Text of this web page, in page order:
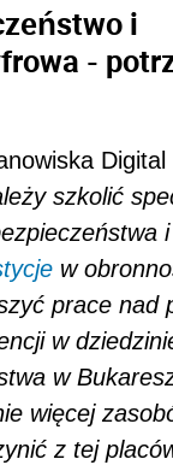
i
-
Digital
szkolić
w
prace nad
w
w
więcej
z tej